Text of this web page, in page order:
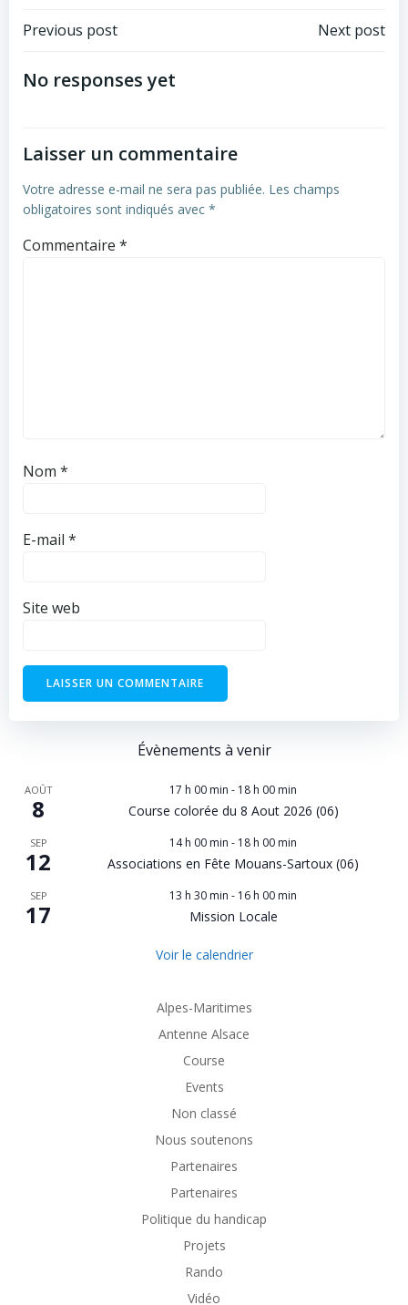
Post
navigation
Previous post Next post
No responses yet
Laisser un commentaire
Votre adresse e-mail ne sera pas publiée. Les champs
obligatoires sont indiqués avec *
Commentaire *
Nom *
E-mail *
Site web
Évènements à venir
AOÛT
8
17 h 00 min - 18 h 00 min
Course colorée du 8 Aout 2026 (06)
SEP
12
14 h 00 min - 18 h 00 min
Associations en Fête Mouans-Sartoux (06)
SEP
17
13 h 30 min - 16 h 00 min
Mission Locale
Voir le calendrier
Alpes-Maritimes
Antenne Alsace
Course
Events
Non classé
Nous soutenons
Partenaires
Partenaires
Politique du handicap
Projets
Rando
Vidéo